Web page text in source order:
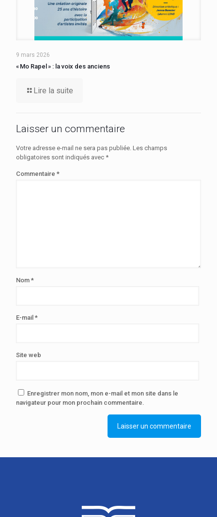
9 mars 2026
« Mo Rapel » : la voix des anciens
Lire la suite
Laisser un commentaire
Votre adresse e-mail ne sera pas publiée. Les champs
obligatoires sont indiqués avec *
Commentaire *
Nom *
E-mail *
Site web
Enregistrer mon nom, mon e-mail et mon site dans le
navigateur pour mon prochain commentaire.